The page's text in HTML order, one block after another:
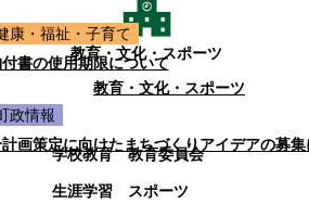
教育・文化・スポーツ
教育・文化・スポーツ
学校教育
教育委員会
生涯学習
スポーツ
康・福祉・子育て
書の使用期限について
政情報
画策定に向けたまちづくりアイデアの募